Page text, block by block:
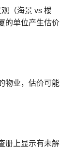
（海景 vs 楼
的单位产生估价
物业，估价可能
册上显示有未解